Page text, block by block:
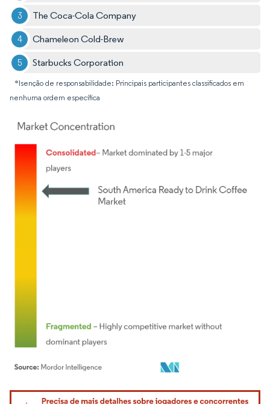
The Coca-Cola Company
Chameleon Cold-Brew
Starbucks Corporation
*Isenção de responsabilidade: Principais participantes classificados em
nenhuma ordem específica
Imagem © Mordor Intelligence. O reuso requer atribuição conforme CC BY 4.0.